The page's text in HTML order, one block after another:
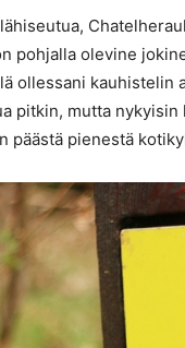
pohjalla olevine
ollessani kauhistelin
pitkin, mutta
päästä pienestä